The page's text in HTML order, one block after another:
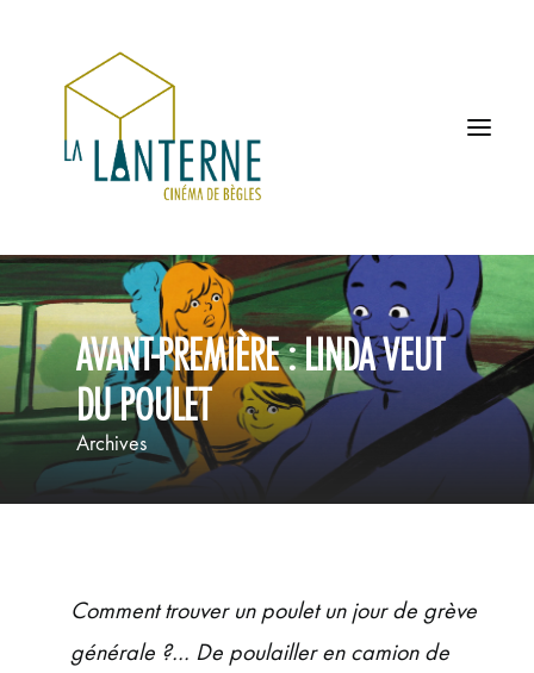
ACCUEIL
LES HORAIRES
À L’AFFICHE
PROCHAINEMENT
PRATIQUE
AVANT-PREMIÈRE : LINDA VEUT
DU POULET
Archives
Comment trouver un poulet un jour de grève
générale ?… De poulailler en camion de